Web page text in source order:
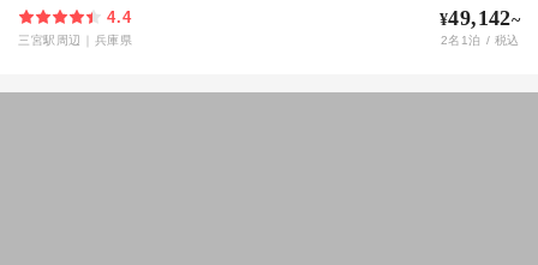
4.4
三宮駅周辺 兵庫県
¥49,142~
2名 1泊 / 税込